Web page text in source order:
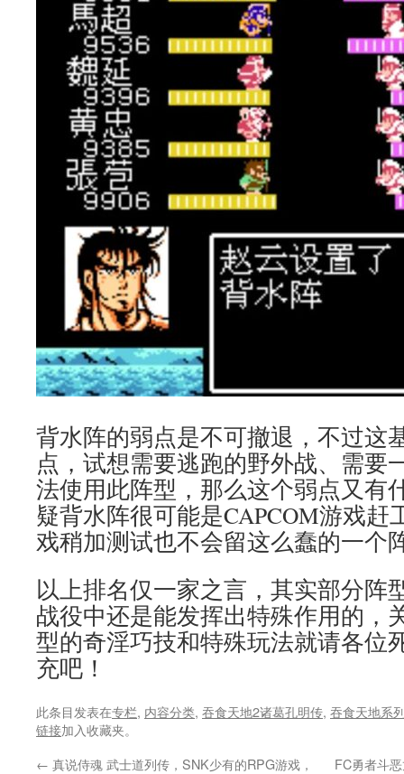
背水阵的弱点是不可撤退，不过这
点，试想需要逃跑的野外战、需要
法使用此阵型，那么这个弱点又有
疑背水阵很可能是CAPCOM游戏赶
戏稍加测试也不会留这么蠢的一个
以上排名仅一家之言，其实部分阵
战役中还是能发挥出特殊作用的，
型的奇淫巧技和特殊玩法就请各位
充吧！
此条目发表在专栏, 内容分类, 吞食天地2诸葛孔明传, 吞食天地系
链接加入收藏夹。
← 真说侍魂 武士道列传，SNK少有的RPG游戏，
FC勇者斗